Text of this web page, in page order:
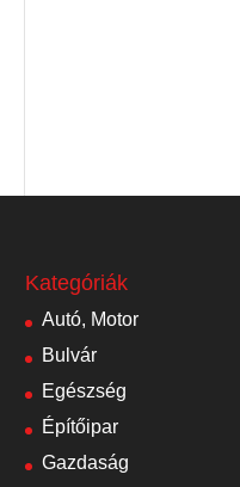
Kategóriák
Autó, Motor
Bulvár
Egészség
Építőipar
Gazdaság